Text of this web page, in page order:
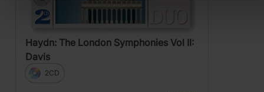
Haydn: The London Symphonies Vol II:
Davis
2CD